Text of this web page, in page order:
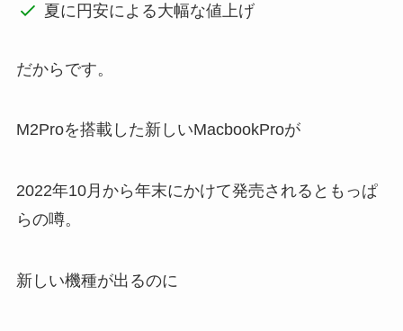
夏に円安による大幅な値上げ
だからです。
M2Proを搭載した新しいMacbookProが
2022年10月から年末にかけて発売されるともっぱ
らの噂。
新しい機種が出るのに